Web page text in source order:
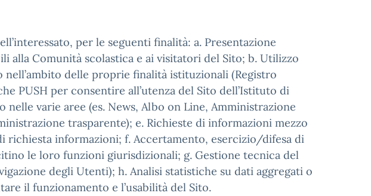
per le seguenti finalità: a. Presentazione
alla Comunità scolastica e ai visitatori del Sito; b. Utilizzo
delle proprie finalità istituzionali (Registro
PUSH per consentire all’utenza del Sito dell’Istituto di
varie aree (es. News, Albo on Line, Amministrazione
trasparente); e. Richieste di informazioni mezzo
informazioni; f. Accertamento, esercizio/difesa di
le loro funzioni giurisdizionali; g. Gestione tecnica del
degli Utenti); h. Analisi statistiche su dati aggregati o
il funzionamento e l’usabilità del Sito.